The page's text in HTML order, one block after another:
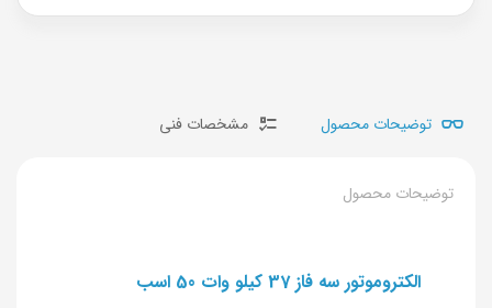
توضیحات محصول مشخصات فنی
توضیحات محصول
الکتروموتور سه فاز 37 کیلو وات 50 اسب